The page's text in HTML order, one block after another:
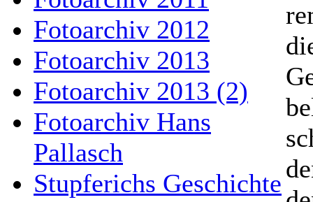
Fotoarchiv 2012
Fotoarchiv 2013
Fotoarchiv 2013 (2)
Fotoarchiv Hans
Pallasch
Stupferichs Geschichte